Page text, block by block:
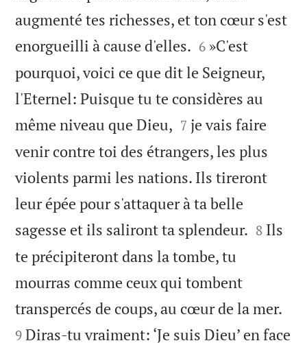
augmenté tes richesses, et ton cœur s'est
enorgueilli à cause d'elles. 

6 »C'est
pourquoi, voici ce que dit le Seigneur,
l'Eternel: Puisque tu te considères au
même niveau que Dieu, 

7 je vais faire
venir contre toi des étrangers, les plus
violents parmi les nations. Ils tireront
leur épée pour s'attaquer à ta belle
sagesse et ils saliront ta splendeur. 

8 Ils
te précipiteront dans la tombe, tu
mourras comme ceux qui tombent
transpercés de coups, au cœur de la mer.
9 Diras-tu vraiment: ‘Je suis Dieu’ en face